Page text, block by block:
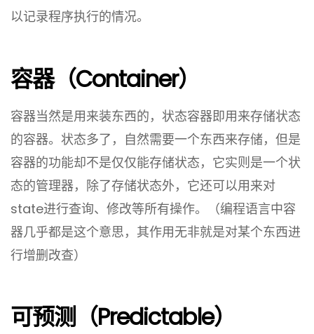
以记录程序执行的情况。
容器（container）
容器当然是用来装东西的，状态容器即用来存储状态
的容器。状态多了，自然需要一个东西来存储，但是
容器的功能却不是仅仅能存储状态，它实则是一个状
态的管理器，除了存储状态外，它还可以用来对
state进行查询、修改等所有操作。（编程语言中容
器几乎都是这个意思，其作用无非就是对某个东西进
行增删改查）
可预测（predictable）